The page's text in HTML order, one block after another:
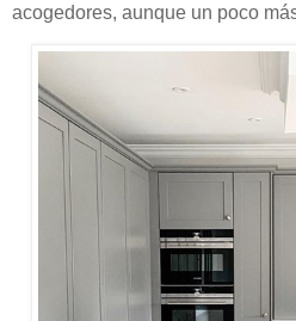
acogedores, aunque un poco